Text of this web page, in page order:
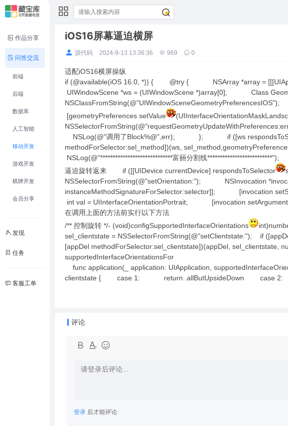
作品分享
问答交流
前端
后端
数据库
人工智能
移动开发
游戏开发
棋牌开发
会员分享
发现
任务
客服工单
iOS16屏幕逼迫横屏
源代码 2024-9-13 13:36:36 969 0
适配iOS16横屏操纵
if (@available(iOS 16.0, *)) { @try { NSArray *array =
UIWindowScene *ws = (UIWindowScene *)array[0]; Class
[geometryPreferences setValue
NSLog(@"调用了Block%@",err); }; if ([ws
methodForSelector:sel_method])(ws,
NSLog(@"*****************************富丽分割线
逼迫旋转返来 if ([[UIDevice currentDevice] respondsToSelector
NSSelectorFromString(@"setOrientation:"); NSInvocation
instanceMethodSignatureForSelector:selector]]; [invocation
int val = UIInterfaceOrientationPortrait; [invocation
在调用上面的方法前实行以下方法
/** 控制旋转 */- (void)configSupportedInterfaceOrientations
sel_clientstate = NSSelectorFromString(@"setClientstate:"); if
[appDel methodForSelector:sel_clientstate])(appDel, sel_clientstate,
supportedInterfaceOrientationsFor
func application(_ application: UIApplication,
clientstate { case 1: return .allButUpsideDown
评论
登录 后才能评论